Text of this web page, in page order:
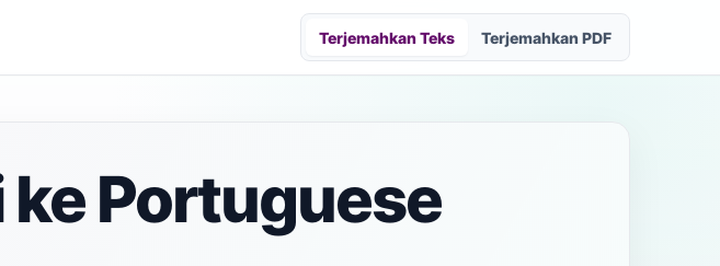
Terjemahkan Teks Terjemahkan PDF
Portuguese